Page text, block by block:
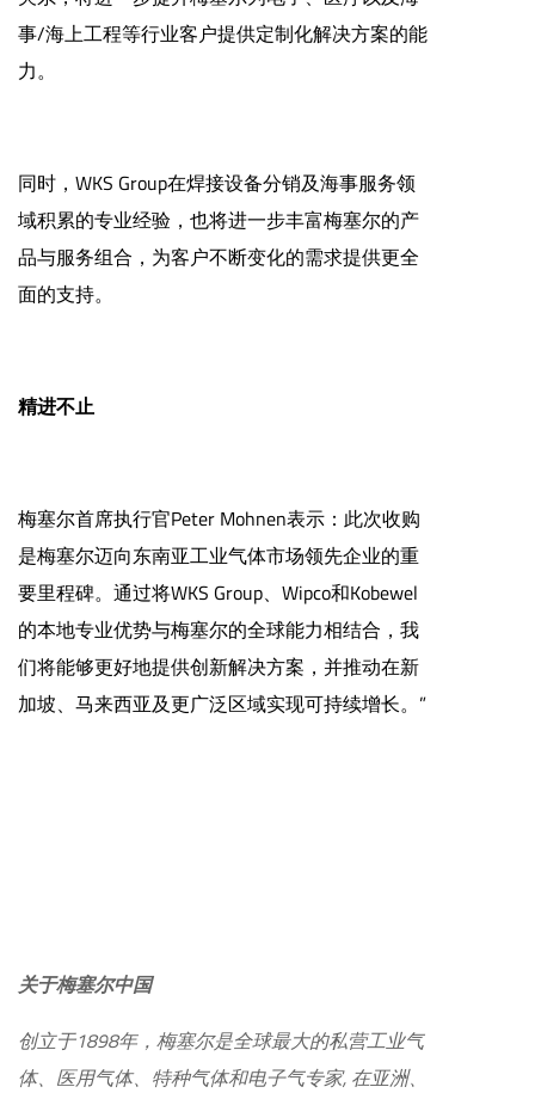
事/海上工程等行业客户提供定制化解决方案的能
力。
同时，WKS Group在焊接设备分销及海事服务领
域积累的专业经验，也将进一步丰富梅塞尔的产
品与服务组合，为客户不断变化的需求提供更全
面的支持。
精进不止
梅塞尔首席执行官Peter Mohnen表示：此次收购
是梅塞尔迈向东南亚工业气体市场领先企业的重
要里程碑。通过将WKS Group、Wipco和Kobewel
的本地专业优势与梅塞尔的全球能力相结合，我
们将能够更好地提供创新解决方案，并推动在新
加坡、马来西亚及更广泛区域实现可持续增长。”
关于梅塞尔中国
创立于1898年，梅塞尔是全球最大的私营工业气
体、医用气体、特种气体和电子气专家, 在亚洲、